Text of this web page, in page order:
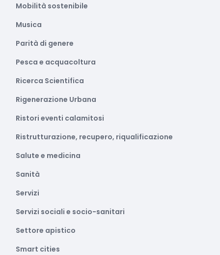
Mobilità sostenibile
Musica
Parità di genere
Pesca e acquacoltura
Ricerca Scientifica
Rigenerazione Urbana
Ristori eventi calamitosi
Ristrutturazione, recupero, riqualificazione
Salute e medicina
Sanità
Servizi
Servizi sociali e socio-sanitari
Settore apistico
Smart cities